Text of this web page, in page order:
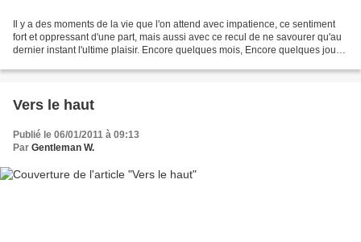
Il y a des moments de la vie que l'on attend avec impatience, ce sentiment
fort et oppressant d'une part, mais aussi avec ce recul de ne savourer qu'au
dernier instant l'ultime plaisir. Encore quelques mois, Encore quelques jours,
Vers le haut
Publié le 06/01/2011 à 09:13
Par Gentleman W.